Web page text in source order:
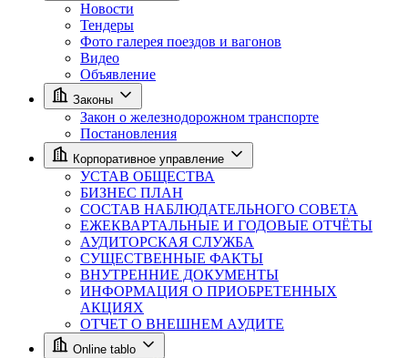
Новости
Тендеры
Фото галерея поездов и вагонов
Видео
Объявление
Законы
Закон о железнодорожном транспорте
Постановления
Корпоративное управление
УСТАВ ОБЩЕСТВА
БИЗНЕС ПЛАН
СОСТАВ НАБЛЮДАТЕЛЬНОГО СОВЕТА
ЕЖЕКВАРТАЛЬНЫЕ И ГОДОВЫЕ ОТЧЁТЫ
АУДИТОРСКАЯ СЛУЖБА
СУЩЕСТВЕННЫЕ ФАКТЫ
ВНУТРЕННИЕ ДОКУМЕНТЫ
ИНФОРМАЦИЯ О ПРИОБРЕТЕННЫХ
АКЦИЯХ
ОТЧЕТ О ВНЕШНЕМ АУДИТЕ
Online tablo